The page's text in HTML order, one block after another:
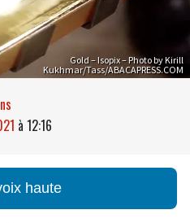
Gold – Isopix – Photo by Kirill
Kukhmar/Tass/ABACAPRESS.COM
à 12:16
haute